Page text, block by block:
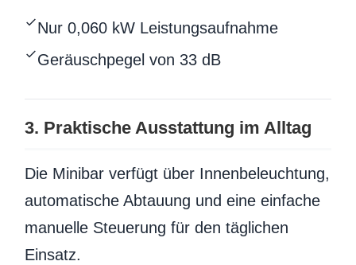
Nur 0,060 kW Leistungsaufnahme
Geräuschpegel von 33 dB
3. Praktische Ausstattung im Alltag
Die Minibar verfügt über Innenbeleuchtung,
automatische Abtauung und eine einfache
manuelle Steuerung für den täglichen
Einsatz.